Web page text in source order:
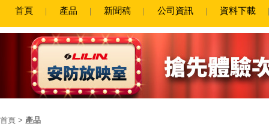
首頁 產品 新聞稿 公司資訊 資料下載
首頁 > 產品